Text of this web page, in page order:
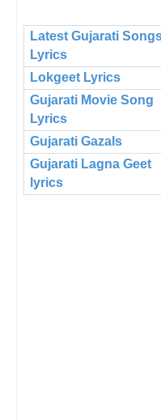
Latest Gujarati
Lyrics
Lokgeet Lyrics
Gujarati Movie Song
Lyrics
Gujarati Gazals
Gujarati Lagna Geet
lyrics